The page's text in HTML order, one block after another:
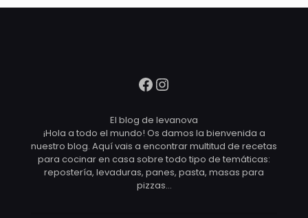
Facebook
Instagram
El blog de levanova
¡Hola a todo el mundo! Os damos la bienvenida a
nuestro blog. Aquí vais a encontrar multitud de recetas
para cocinar en casa sobre todo tipo de temáticas:
repostería, levaduras, panes, pasta, masas para
pizzas…